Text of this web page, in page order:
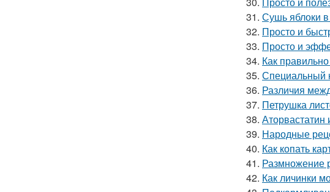
31. Сушь яблоки
32. Просто и
33. Просто и
34. Как
35. Специальный
36. Различия
37. Петрушка
38.
39. Народные
40. Как копать
41. Размножение
42. Как личинки